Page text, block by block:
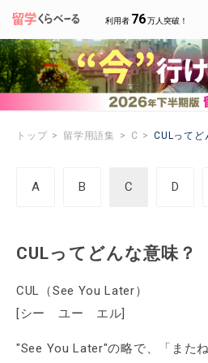
利用者 76万人突破！
トップ 留学用語集 C CULってど
A B C D
CULってどんな意味？
CUL（See You Later）
[シー ユー エル]
"See You Later"の略で、「また